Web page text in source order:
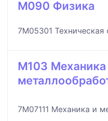
M090 Физика
7M05301 Техническая
M103 Механика
7M07111 Механика и